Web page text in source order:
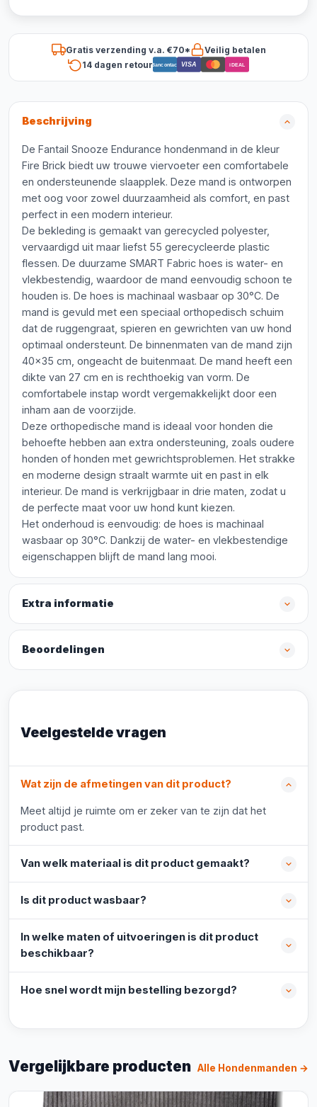
Gratis verzending v.a. €70*
Veilig betalen
14 dagen retourBancontact VISA iDEAL
Beschrijving
De Fantail Snooze Endurance hondenmand in de kleur
Fire Brick biedt uw trouwe viervoeter een comfortabele
en ondersteunende slaapplek. Deze mand is ontworpen
met oog voor zowel duurzaamheid als comfort, en past
perfect in een modern interieur.
De bekleding is gemaakt van gerecycled polyester,
vervaardigd uit maar liefst 55 gerecycleerde plastic
flessen. De duurzame SMART Fabric hoes is water- en
vlekbestendig, waardoor de mand eenvoudig schoon te
houden is. De hoes is machinaal wasbaar op 30°C. De
mand is gevuld met een speciaal orthopedisch schuim
dat de ruggengraat, spieren en gewrichten van uw hond
optimaal ondersteunt. De binnenmaten van de mand zijn
40x35 cm, ongeacht de buitenmaat. De mand heeft een
dikte van 27 cm en is rechthoekig van vorm. De
comfortabele instap wordt vergemakkelijkt door een
inham aan de voorzijde.
Deze orthopedische mand is ideaal voor honden die
behoefte hebben aan extra ondersteuning, zoals oudere
honden of honden met gewrichtsproblemen. Het strakke
en moderne design straalt warmte uit en past in elk
interieur. De mand is verkrijgbaar in drie maten, zodat u
de perfecte maat voor uw hond kunt kiezen.
Het onderhoud is eenvoudig: de hoes is machinaal
wasbaar op 30°C. Dankzij de water- en vlekbestendige
eigenschappen blijft de mand lang mooi.
Extra informatie
Beoordelingen
Veelgestelde vragen
Wat zijn de afmetingen van dit product?
Meet altijd je ruimte om er zeker van te zijn dat het
product past.
Van welk materiaal is dit product gemaakt?
Is dit product wasbaar?
In welke maten of uitvoeringen is dit product
beschikbaar?
Hoe snel wordt mijn bestelling bezorgd?
Vergelijkbare producten Alle Hondenmanden →